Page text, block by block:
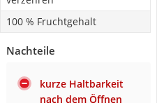
100 % Fruchtgehalt
Nachteile
kurze Haltbarkeit
nach dem Öffnen